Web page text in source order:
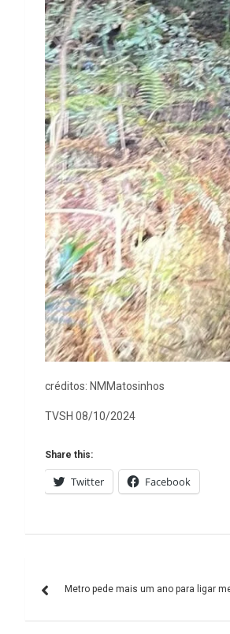
créditos: NMMatosinhos
TVSH 08/10/2024
Share this:
Twitter Facebook
de
Metro pede mais um ano para ligar